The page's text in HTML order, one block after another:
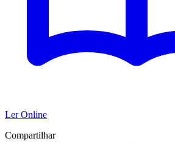
Ler Online
Compartilhar